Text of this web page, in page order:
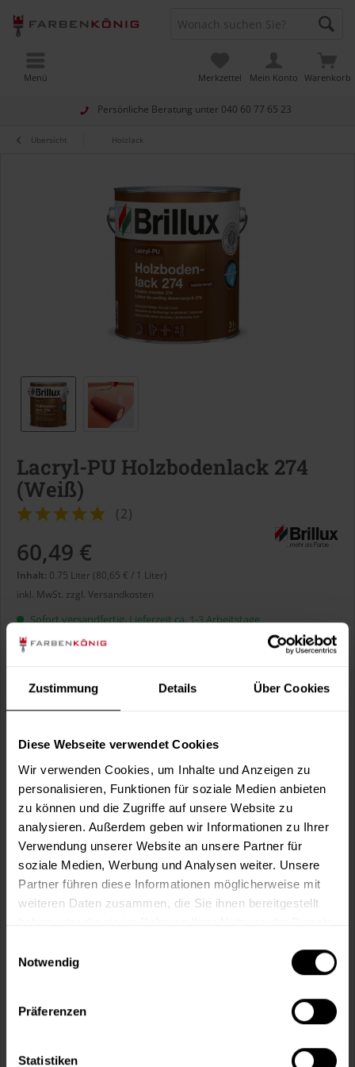
Zustimmung Details Über Cookies
Diese Webseite verwendet Cookies
Wir verwenden Cookies, um Inhalte und Anzeigen zu
personalisieren, Funktionen für soziale Medien anbieten
zu können und die Zugriffe auf unsere Website zu
analysieren. Außerdem geben wir Informationen zu Ihrer
Verwendung unserer Website an unsere Partner für
soziale Medien, Werbung und Analysen weiter. Unsere
Partner führen diese Informationen möglicherweise mit
weiteren Daten zusammen, die Sie ihnen bereitgestellt
Notwendig
Präferenzen
Statistiken
Persönliche Beratung unter 040 60 77 65 23
Warenkorb
Merkzettel Mein Konto
Menü
Übersicht Holzlack
Lacryl-PU Holzbodenlack 274
(Weiß)
(2)
60,49 €
Inhalt: 0.75 Liter (80,65 € / 1 Liter)
inkl. MwSt. zzgl. Versandkosten
Sofort versandfertig, Lieferzeit ca. 1-3 Arbeitstage
Liter:
Wie viele m² wollen Sie bearbeiten?
m²
In denWarenkorb
Artikel-Nr.: